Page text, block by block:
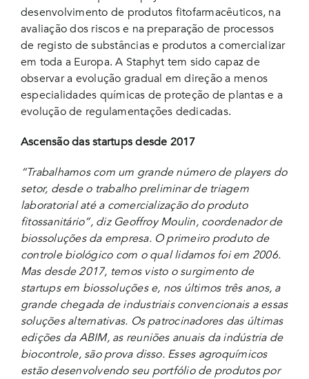
desenvolvimento de produtos fitofarmacêuticos, na
avaliação dos riscos e na preparação de processos
de registo de substâncias e produtos a comercializar
em toda a Europa. A Staphyt tem sido capaz de
observar a evolução gradual em direção a menos
especialidades químicas de proteção de plantas e a
evolução de regulamentações dedicadas.
Ascensão das startups desde 2017
“Trabalhamos com um grande número de players do
setor, desde o trabalho preliminar de triagem
laboratorial até a comercialização do produto
fitossanitário”, diz Geoffroy Moulin, coordenador de
biossoluções da empresa. O primeiro produto de
controle biológico com o qual lidamos foi em 2006.
Mas desde 2017, temos visto o surgimento de
startups em biossoluções e, nos últimos três anos, a
grande chegada de industriais convencionais a essas
soluções alternativas. Os patrocinadores das últimas
edições da ABIM, as reuniões anuais da indústria de
biocontrole, são prova disso. Esses agroquímicos
estão desenvolvendo seu portfólio de produtos por